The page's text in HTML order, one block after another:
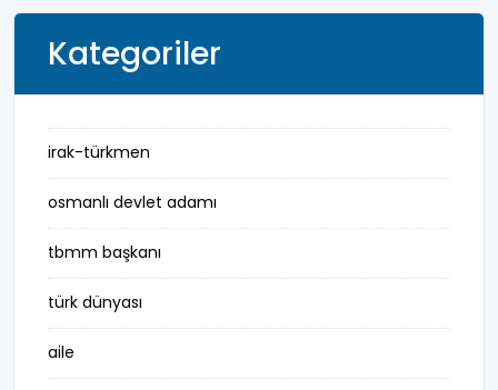
Kategoriler
irak-türkmen
osmanlı devlet adamı
tbmm başkanı
türk dünyası
aile